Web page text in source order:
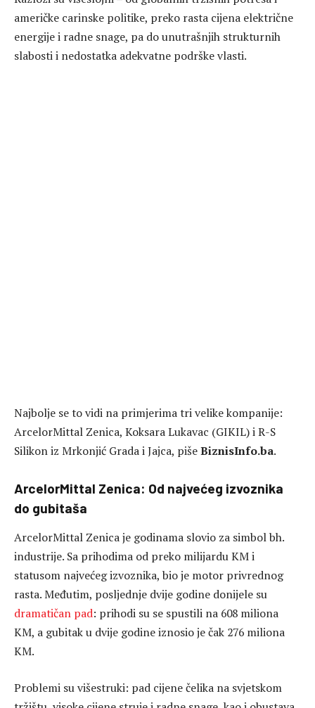
američke carinske politike, preko rasta cijena električne
energije i radne snage, pa do unutrašnjih strukturnih
slabosti i nedostatka adekvatne podrške vlasti.
Najbolje se to vidi na primjerima tri velike kompanije:
ArcelorMittal Zenica, Koksara Lukavac (GIKIL) i R-S
Silikon iz Mrkonjić Grada i Jajca, pišeBiznisInfo.ba.
ArcelorMittal Zenica: Od najvećeg izvoznika
do gubitaša
ArcelorMittal Zenica je godinama slovio za simbol bh.
industrije. Sa prihodima od preko milijardu KM i
statusom najvećeg izvoznika, bio je motor privrednog
rasta. Međutim, posljednje dvije godine donijele su
dramatičan pad: prihodi su se spustili na 608 miliona
KM, a gubitak u dvije godine iznosio je čak 276 miliona
KM.
Problemi su višestruki: pad cijene čelika na svjetskom